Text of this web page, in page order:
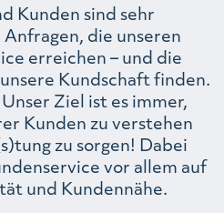
Kunden sind sehr
die unseren
erreichen – und die
Kundschaft finden.
Ziel ist es immer,
Kunden zu verstehen
zu sorgen! Dabei
vor allem auf
und Kundennähe.